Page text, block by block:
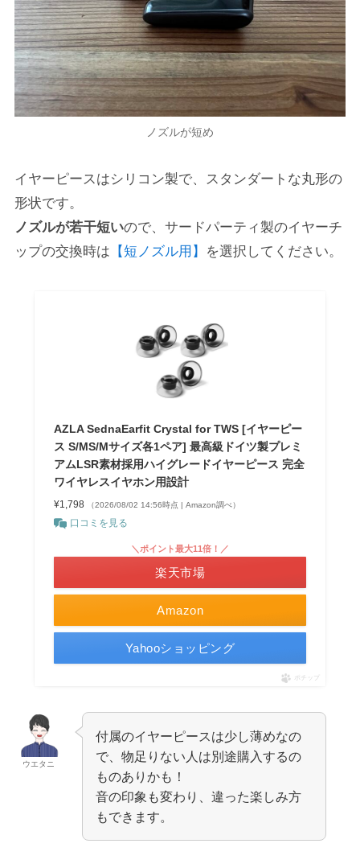
ノズルが短め
イヤーピースはシリコン製で、スタンダートな丸形の
形状です。
ノズルが若干短いので、サードパーティ製のイヤーチ
ップの交換時は 【短ノズル用】 を選択してください。
AZLA SednaEarfit Crystal for TWS [イヤーピー
ス S/MS/Mサイズ各1ペア] 最高級ドイツ製プレミ
アムLSR素材採用ハイグレードイヤーピース 完全
ワイヤレスイヤホン用設計
¥1,798 （2026/08/02 14:56時点 | Amazon調べ）
口コミを見る
Amazon
＼ポイント最大11倍！／
楽天市場
Yahooショッピング
ポチップ
ウエタニ
付属のイヤーピースは少し薄めなの
で、物足りない人は別途購入するの
ものありかも！
音の印象も変わり、違った楽しみ方
もできます。